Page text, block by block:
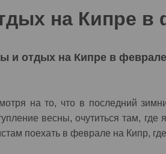
на Кипре в
и отдых на Кипре в
на то, что в последний
весны, очутиться там,
поехать в феврале на Кипр,